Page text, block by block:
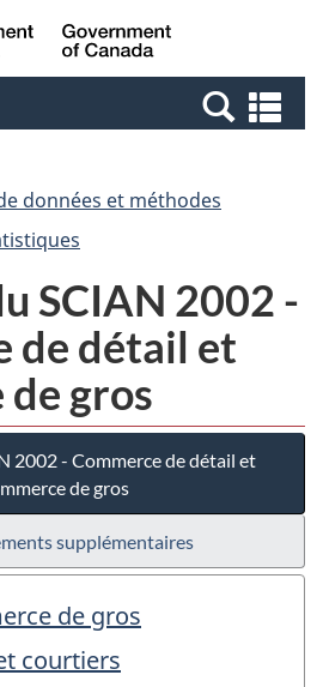
Passer
au
Passer
à
Canada
et
données et méthodes
SCIAN 2002 -
de détail et
gros
2002 - Commerce de détail et
de gros
supplémentaires
de gros
courtiers